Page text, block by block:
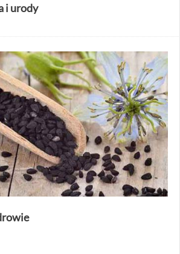
i urody